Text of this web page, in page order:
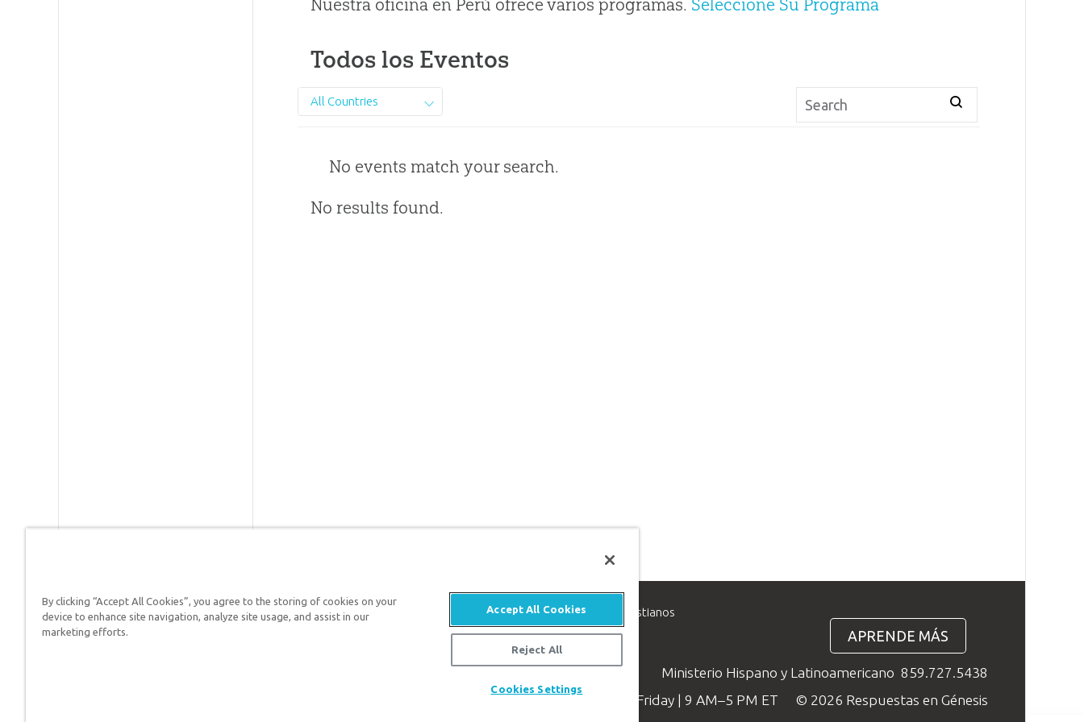
Nuestra oficina en Perú ofrece varios programas. Seleccione Su Programa
Todos los Eventos
All Countries
No events match your search.
No results found.
Respuestas en Génesis es un ministerio de apologética, dedicado a ayudar a los cristianos
defender su fe y proclamar el evangelio de Jesucristo.
APRENDE MÁS
Ministerio Hispano y Latinoamericano 859.727.5438
Available Monday–Friday | 9 AM–5 PM ET
© 2026 Respuestas en Génesis
By clicking “Accept All Cookies”, you agree to the storing of cookies on your
device to enhance site navigation, analyze site usage, and assist in our
marketing efforts.
Accept All Cookies
Reject All
Cookies Settings